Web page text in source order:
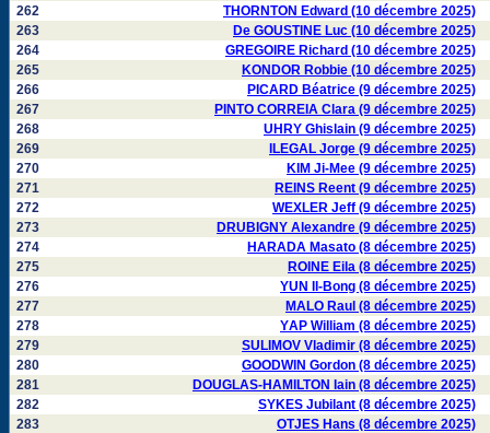
262
THORNTON Edward (10 décembre 2025)
263
De GOUSTINE Luc (10 décembre 2025)
264
GREGOIRE Richard (10 décembre 2025)
265
KONDOR Robbie (10 décembre 2025)
266
PICARD Béatrice (9 décembre 2025)
267
PINTO CORREIA Clara (9 décembre 2025)
268
UHRY Ghislain (9 décembre 2025)
269
ILEGAL Jorge (9 décembre 2025)
270
KIM Ji-Mee (9 décembre 2025)
271
REINS Reent (9 décembre 2025)
272
WEXLER Jeff (9 décembre 2025)
273
DRUBIGNY Alexandre (9 décembre 2025)
274
HARADA Masato (8 décembre 2025)
275
ROINE Eila (8 décembre 2025)
276
YUN Il-Bong (8 décembre 2025)
277
MALO Raul (8 décembre 2025)
278
YAP William (8 décembre 2025)
279
SULIMOV Vladimir (8 décembre 2025)
280
GOODWIN Gordon (8 décembre 2025)
281
DOUGLAS-HAMILTON Iain (8 décembre 2025)
282
SYKES Jubilant (8 décembre 2025)
283
OTJES Hans (8 décembre 2025)